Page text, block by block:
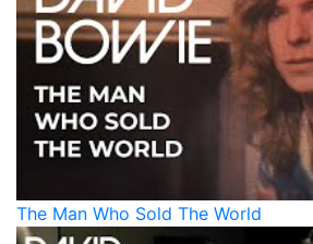
The Man Who Sold The World